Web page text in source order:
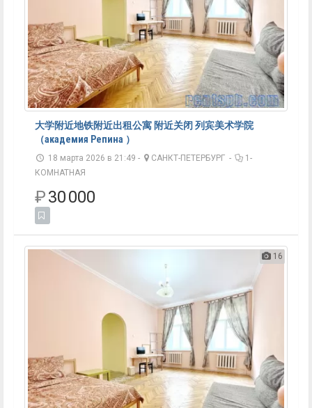
大学附近地铁附近出租公寓 附近关闭 列宾美术学院
（академия Репина ）
18 марта 2026 в 21:49 - САНКТ-ПЕТЕРБУРГ -
1-
КОМНАТНАЯ
₽30 000
16